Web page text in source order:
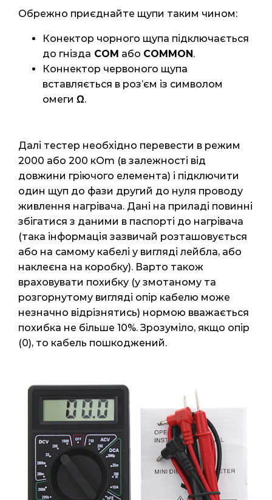
Обрежно приєднайте щупи таким чином:
Конектор чорного щупа підключається
до гнізда COM або COMMON.
Коннектор червоного щупа
вставляється в роз’єм із символом
омеги Ω.
Далі тестер необхідно перевести в режим
2000 або 200 кOm (в залежності від
довжини гріючого елемента) і підключити
один щуп до фази другий до нуля проводу
живлення нагрівача. Дані на приладі повинні
збігатися з даними в паспорті до нагрівача
(така інформація зазвичай розташовується
або на самому кабелі у вигляді лейбла, або
наклеєна на коробку). Варто також
враховувати похибку (у змотаному та
розгорнутому вигляді опір кабелю може
незначно відрізнятись) нормою вважається
похибка не більше 10%. Зрозуміло, якщо опір
(0), то кабель пошкоджений.